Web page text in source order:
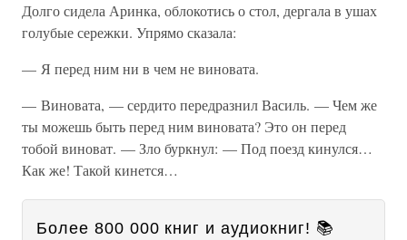
Долго сидела Аринка, облокотись о стол, дергала в ушах
голубые сережки. Упрямо сказала:
— Я перед ним ни в чем не виновата.
— Виновата, — сердито передразнил Василь. — Чем же
ты можешь быть перед ним виновата? Это он перед
тобой виноват. — Зло буркнул: — Под поезд кинулся…
Как же! Такой кинется…
Более 800 000 книг и аудиокниг! 📚